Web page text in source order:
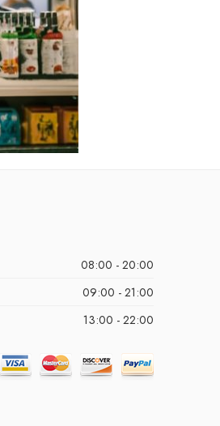
08:00 - 20:00
09:00 - 21:00
13:00 - 22:00